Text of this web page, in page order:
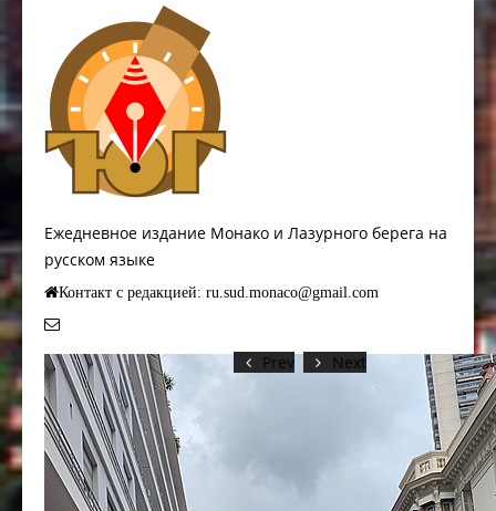
Ежедневное издание Монако и Лазурного берега на
русском языке
Контакт с редакцией: ru.sud.monaco@gmail.com
Prev Next